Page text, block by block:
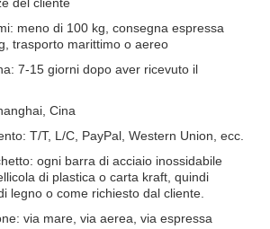
meno di 100 kg, consegna espressa
trasporto marittimo o aereo
7-15 giorni dopo aver ricevuto il
Cina
T/T, L/C, PayPal, Western Union, ecc.
ogni barra di acciaio inossidabile
di plastica o carta kraft, quindi
legno o come richiesto dal cliente.
via mare, via aerea, via espressa